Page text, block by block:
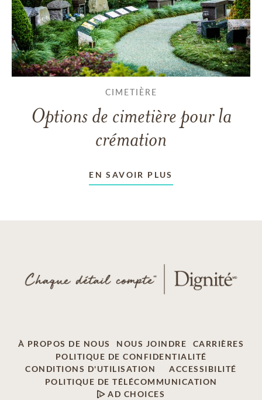
CIMETIÈRE
Options de cimetière pour la
crémation
EN SAVOIR PLUS
À PROPOS DE NOUS NOUS JOINDRE
CARRIÈRES
POLITIQUE DE CONFIDENTIALITÉ
CONDITIONS D'UTILISATION
ACCESSIBILITÉ
POLITIQUE DE TÉLÉCOMMUNICATION
AD CHOICES